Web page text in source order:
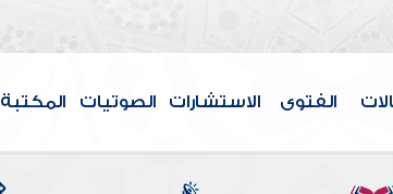
الفتوى الاستشارات الصوتيات المكتبة